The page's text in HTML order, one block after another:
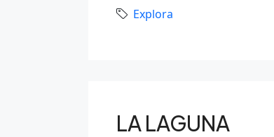
Explora
LA LAGUNA